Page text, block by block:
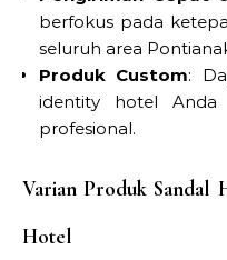
berfokus pada
seluruh area
Produk Custom:
identity hotel Anda
profesional.
Varian Produk Sandal
Hotel